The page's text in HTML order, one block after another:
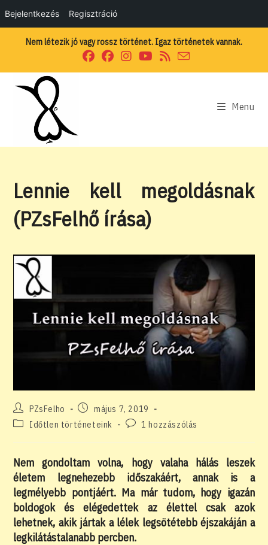
Bejelentkezés Regisztráció
Nem létezik jó vagy rossz történet. Igaz történetek vannak.
Menu
Lennie kell megoldásnak
(PZsFelhő írása)
Post
author:
PZsFelho
Post
published:
május 7, 2019
PostIdőtlen történeteink
Post1 hozzászólás
Nem gondoltam volna, hogy valaha hálás leszek
életem legnehezebb időszakáért, annak is a
legmélyebb pontjáért. Ma már tudom, hogy igazán
boldogok és elégedettek az élettel csak azok
lehetnek, akik jártak a lélek legsötétebb éjszakáján a
legkilátástalanabb percben.